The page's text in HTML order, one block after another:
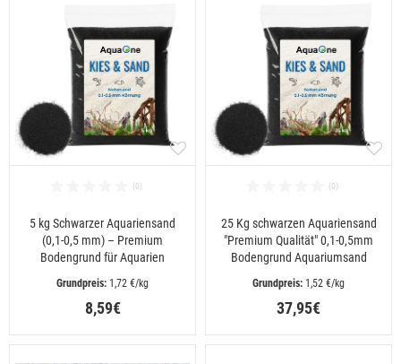
5 kg Schwarzer Aquariensand
(0,1-0,5 mm) – Premium
Bodengrund für Aquarien
1,72 €/kg
8,59€
25 Kg schwarzen Aquariensand
"Premium Qualität" 0,1-0,5mm
Bodengrund Aquariumsand
1,52 €/kg
37,95€